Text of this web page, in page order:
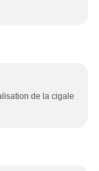
de la cigale